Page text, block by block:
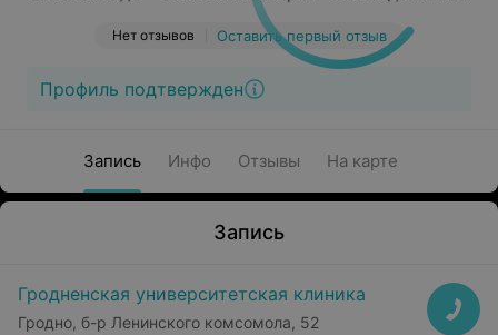
Нет отзывов Оставить первый отзыв
Профиль подтвержден
Запись Инфо Отзывы На карте
Запись
Гродненская университетская клиника
Гродно, б-р Ленинского комсомола, 52